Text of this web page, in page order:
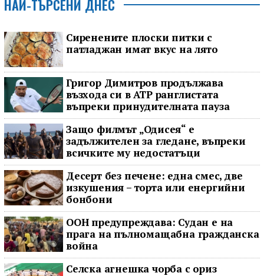
НАЙ-ТЪРСЕНИ ДНЕС
Сиренените плоски питки с
патладжан имат вкус на лято
Григор Димитров продължава
възхода си в ATP ранглистата
въпреки принудителната пауза
Защо филмът „Одисея“ е
задължителен за гледане, въпреки
всичките му недостатъци
Десерт без печене: една смес, две
изкушения – торта или енергийни
бонбони
ООН предупреждава: Судан е на
прага на пълномащабна гражданска
война
Селска агнешка чорба с ориз